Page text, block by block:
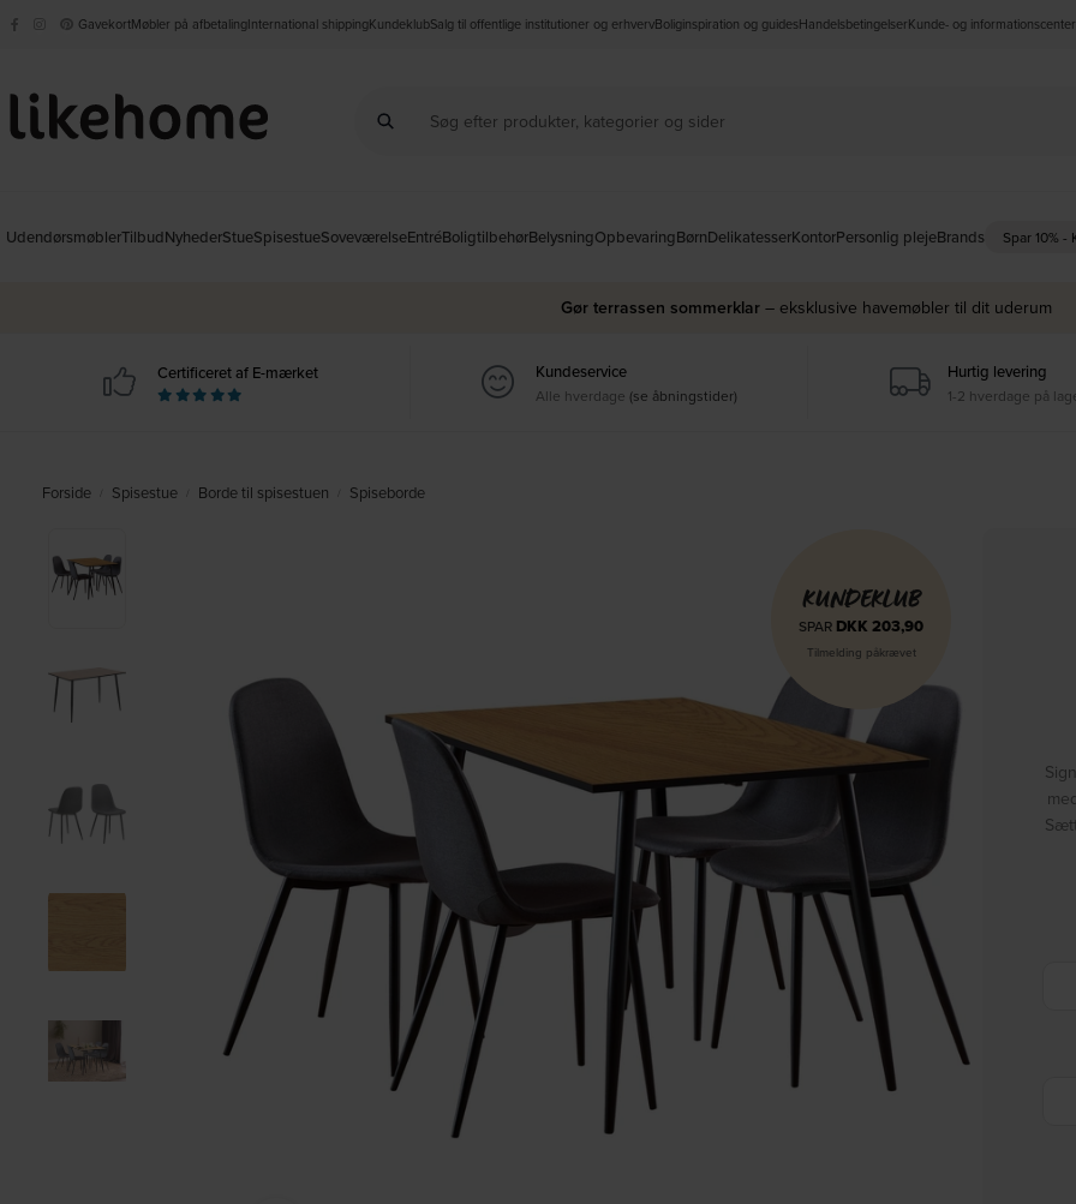
GavekortMøbler på afbetalingInternational shippingKundeklubSalg til offentlige institutioner og erhvervBoliginspiration og guidesHandelsbetingelserKunde- og informationscenter
UdendørsmøblerTilbudNyhederStueSpisestueSoveværelseEntréBoligtilbehørBelysningOpbevaringBørnDelikatesserKontorPersonlig plejeBrands Spar 10%
Gør terrassen sommerklar – eksklusive havemøbler til dit uderum
Certificeret af E-mærket Kundeservice
Alle hverdage (se åbningstider)
Hurtig levering
1-2 hverdage på
Forside Spisestue Borde til spisestuen Spiseborde
KUNDEKLUB
SPAR DKK 203,90
Tilmelding påkrævet